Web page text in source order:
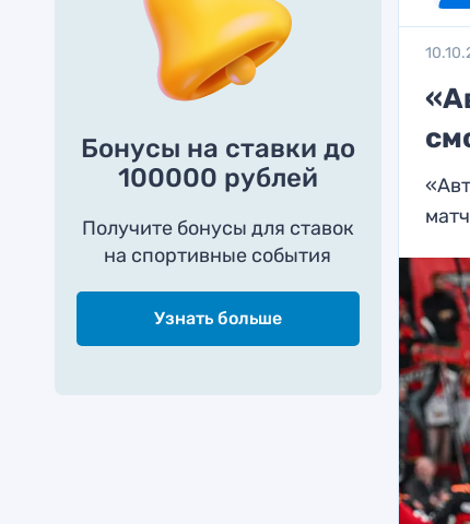
Бонусы на ставки до
100000 рублей
Получите бонусы для ставок
на спортивные события
Узнать больше